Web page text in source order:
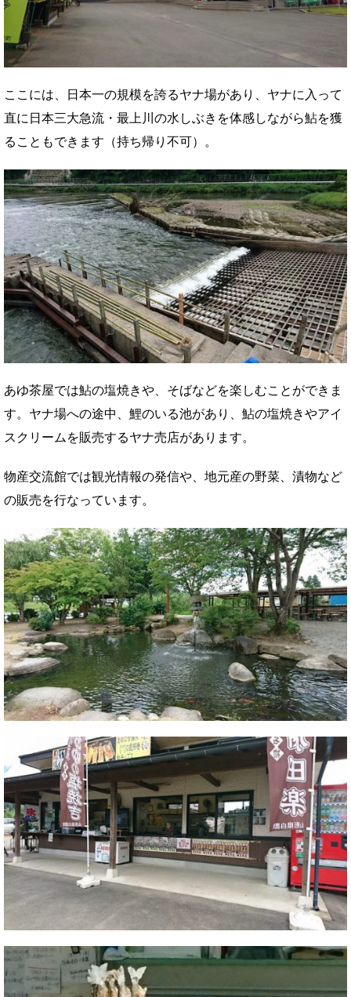
ここには、日本一の規模を誇るヤナ場があり、ヤナに入って
直に日本三大急流・最上川の水しぶきを体感しながら鮎を獲
ることもできます（持ち帰り不可）。
あゆ茶屋では鮎の塩焼きや、そばなどを楽しむことができま
す。ヤナ場への途中、鯉のいる池があり、鮎の塩焼きやアイ
スクリームを販売するヤナ売店があります。
物産交流館では観光情報の発信や、地元産の野菜、漬物など
の販売を行なっています。